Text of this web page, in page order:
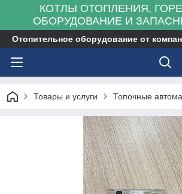
КОТЛЫ ОТОПЛЕНИЯ,
ОБОРУДОВАНИЕ И
Отопительное оборудование от
Товары и услуги Топочные